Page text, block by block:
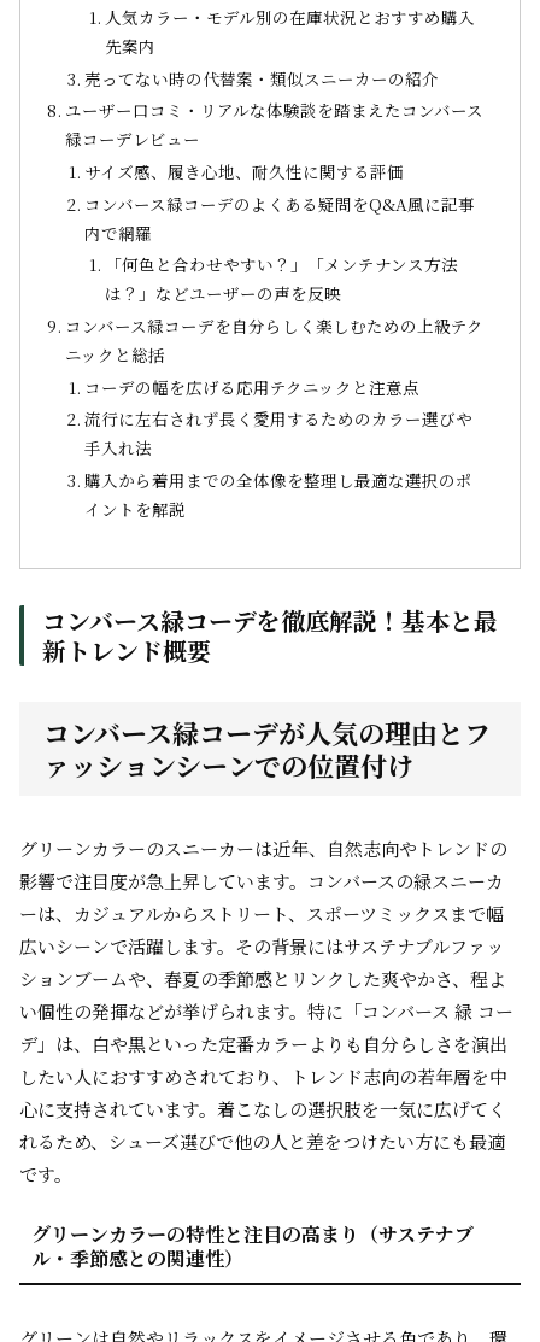
人気カラー・モデル別の在庫状況とおすすめ購入
先案内
売ってない時の代替案・類似スニーカーの紹介
ユーザー口コミ・リアルな体験談を踏まえたコンバース
緑コーデレビュー
サイズ感、履き心地、耐久性に関する評価
コンバース緑コーデのよくある疑問をQ&A風に記事
内で網羅
「何色と合わせやすい？」「メンテナンス方法
は？」などユーザーの声を反映
コンバース緑コーデを自分らしく楽しむための上級テク
ニックと総括
コーデの幅を広げる応用テクニックと注意点
流行に左右されず長く愛用するためのカラー選びや
手入れ法
購入から着用までの全体像を整理し最適な選択のポ
イントを解説
コンバース緑コーデを徹底解説！基本と最
新トレンド概要
コンバース緑コーデが人気の理由とフ
ァッションシーンでの位置付け
グリーンカラーのスニーカーは近年、自然志向やトレンドの
影響で注目度が急上昇しています。コンバースの緑スニーカ
ーは、カジュアルからストリート、スポーツミックスまで幅
広いシーンで活躍します。その背景にはサステナブルファッ
ションブームや、春夏の季節感とリンクした爽やかさ、程よ
い個性の発揮などが挙げられます。特に「コンバース 緑 コー
デ」は、白や黒といった定番カラーよりも自分らしさを演出
したい人におすすめされており、トレンド志向の若年層を中
心に支持されています。着こなしの選択肢を一気に広げてく
れるため、シューズ選びで他の人と差をつけたい方にも最適
です。
グリーンカラーの特性と注目の高まり（サステナブ
ル・季節感との関連性）